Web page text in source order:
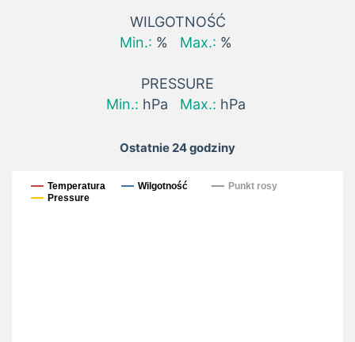
WILGOTNOŚĆ
Min.: % Max.: %
PRESSURE
Min.: hPa Max.: hPa
Ostatnie 24 godziny
Ostatnie 24 godziny
Temperatura Wilgotność
Punkt rosy
Pressure